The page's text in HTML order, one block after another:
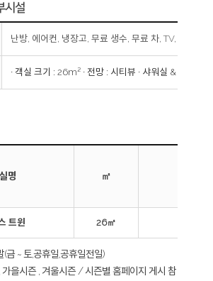
시설
난방, 에어컨, 냉장고, 무료 생수, 무료 차, TV, Wi-Fi,
∙ 객실 크기 : 26m² ∙ 전망 : 시티뷰 ∙ 샤워실 & 욕조
명 ㎡
트윈 26㎡
금 ~ 토,공휴일,공휴일전일)
가을시즌 , 겨울시즌 / 시즌별 홈페이지 게시 참